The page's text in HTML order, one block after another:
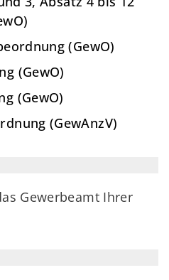
(GewO)
(GewO)
(GewO)
(GewAnzV)
Gewerbeamt Ihrer